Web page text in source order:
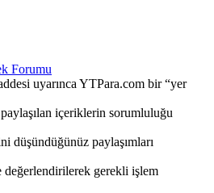
Forumu
uyarınca YTPara.com bir “yer
içeriklerin sorumluluğu
düşündüğünüz paylaşımları
değerlendirilerek gerekli işlem